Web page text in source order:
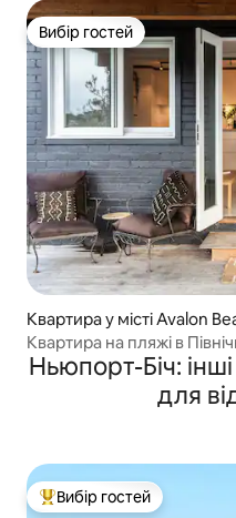
Вибір гостей
Вибір гостей
Квартира у місті Avalon
Квартира на пляжі в
Ньюпорт-Біч:
для
Топ вибір гостей
Вибір гостей